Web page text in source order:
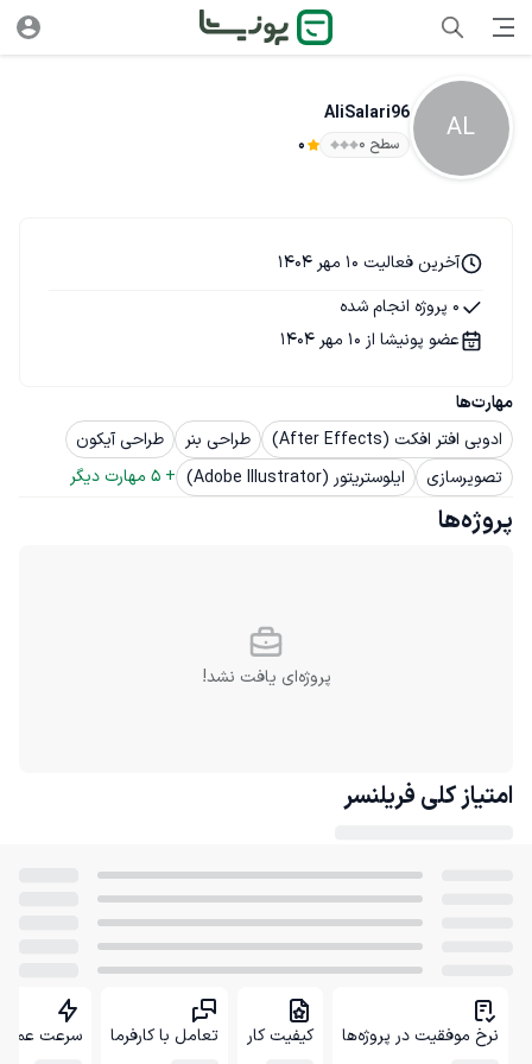
AL
AliSalari96
سطح ۰ 0
مهارت‌ها
ادوبی افتر افکت (After Effects)
طراحی بنر
طراحی آیکون
تصویرسازی
ایلوستریتور (Adobe Illustrator) +
5 مهارت دیگر
آخرین فعالیت 10 مهر 1404
0 پروژه انجام شده
عضو پونیشا از 10 مهر 1404
پروژه‌ها
پروژه‌ای یافت نشد!
امتیاز کلی فریلنسر
نرخ موفقیت در پروژه‌ها کیفیت کار تعامل با کارفرما سرعت عمل